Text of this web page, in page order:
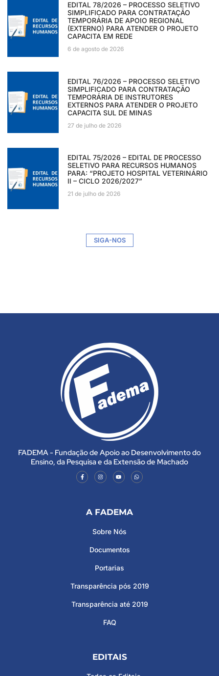
EDITAL 78/2026 – PROCESSO SELETIVO
SIMPLIFICADO PARA CONTRATAÇÃO
TEMPORÁRIA DE APOIO REGIONAL
(EXTERNO) PARA ATENDER O PROJETO
CAPACITA EM REDE
6 de agosto de 2026
EDITAL 76/2026 – PROCESSO SELETIVO
SIMPLIFICADO PARA CONTRATAÇÃO
TEMPORÁRIA DE INSTRUTORES
EXTERNOS PARA ATENDER O PROJETO
CAPACITA SUL DE MINAS
27 de julho de 2026
EDITAL 75/2026 – EDITAL DE PROCESSO
SELETIVO PARA RECURSOS HUMANOS
PARA: “PROJETO HOSPITAL VETERINÁRIO
II – CICLO 2026/2027”
21 de julho de 2026
SIGA-NOS
FADEMA - Fundação de Apoio ao Desenvolvimento do
Ensino, da Pesquisa e da Extensão de Machado
A FADEMA
Sobre Nós
Documentos
Portarias
Transparência pós 2019
Transparência até 2019
FAQ
EDITAIS